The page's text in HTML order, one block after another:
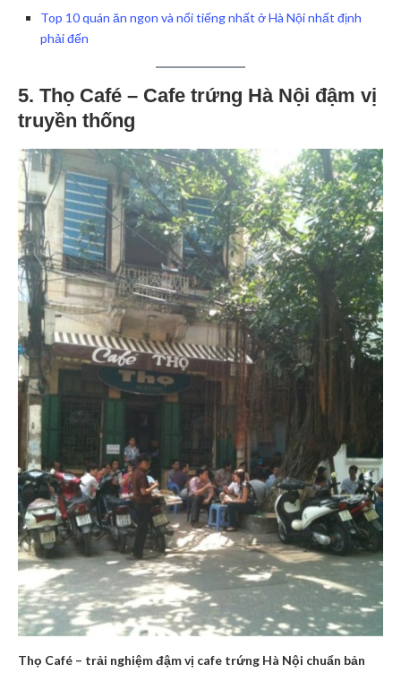
Top 10 quán ăn ngon và nổi tiếng nhất ở Hà Nội nhất định
phải đến
5. Thọ Café – Cafe trứng Hà Nội đậm vị
truyền thống
Thọ Café – trải nghiệm đậm vị cafe trứng Hà Nội chuẩn bản